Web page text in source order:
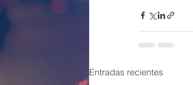
Entradas recientes